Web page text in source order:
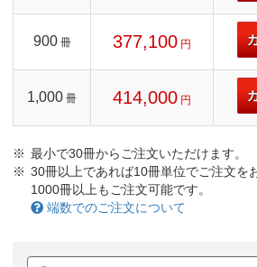
900 冊 377,100 円
1,000 冊 414,000 円
最小で30冊からご注文いただけます。
30冊以上であれば10冊単位でご注文を
1000冊以上もご注文可能です。
端数でのご注文について